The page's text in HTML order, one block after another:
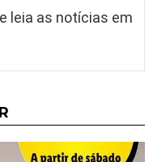
leia as notícias em